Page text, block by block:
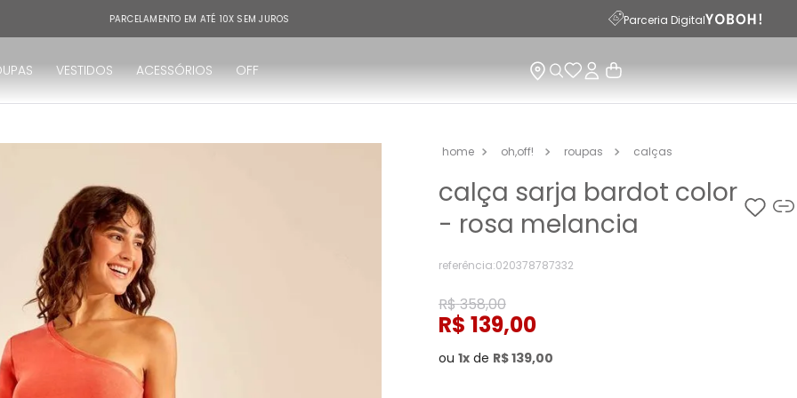
PARCELAMENTO EM ATÉ 10X SEM JUROS Parceria Digital
VESTIDOS ACESSÓRIOS OFF
oh,off! roupas calças
calça sarja bardot color
- rosa melancia
referência:020378787332
R$358,00
R$ 139,00
ou 1 de R$139,00